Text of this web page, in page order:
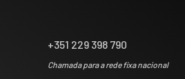
+351 229 398 790
Chamada para a rede fixa nacional